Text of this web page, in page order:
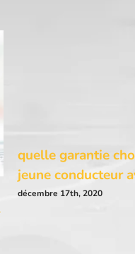
quelle garantie
jeune conducteur
décembre 17th, 2020